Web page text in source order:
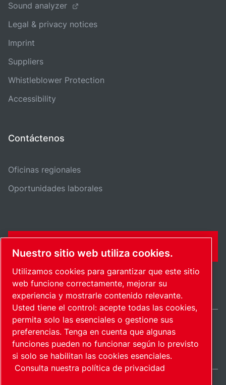
Sound analyzer
Legal & privacy notices
Imprint
Suppliers
Whistleblower Protection
Accessibility
Contáctenos
Oficinas regionales
Oportunidades laborales
Mapa del sitioAdministrar cookies© 2026 Derecho de autor.
Mexico / ES
Nuestro sitio web utiliza cookies.
Utilizamos cookies para garantizar que este sitio
web funcione correctamente, mejorar su
experiencia y mostrarle contenido relevante.
Usted tiene el control: acepte todas las cookies,
permita solo las esenciales o gestione sus
preferencias. Tenga en cuenta que algunas
funciones pueden no funcionar según lo previsto
si solo se habilitan las cookies esenciales.
Consulta nuestra política de privacidad